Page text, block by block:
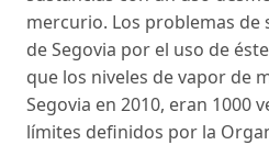
mercurio. Los problemas de
de Segovia por el uso de
que los niveles de vapor de
Segovia en 2010, eran 1000
límites definidos por la